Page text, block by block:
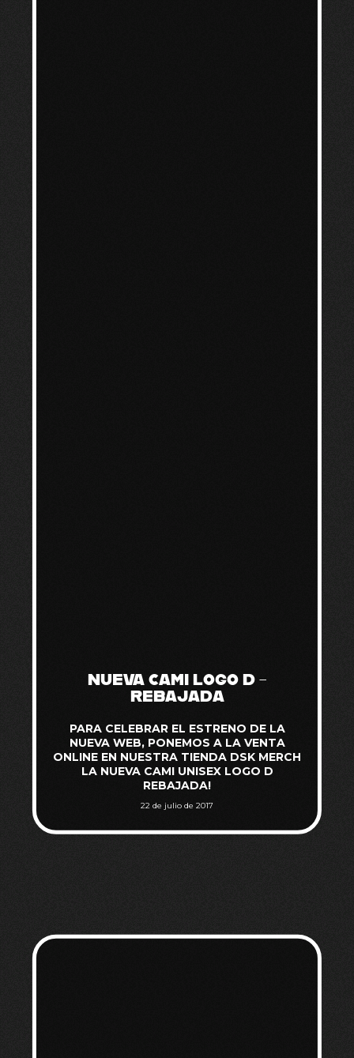
NUEVA CAMI LOGO D –
REBAJADA
PARA CELEBRAR EL ESTRENO DE LA
NUEVA WEB, PONEMOS A LA VENTA
ONLINE EN NUESTRA TIENDA DSK MERCH
LA NUEVA CAMI UNISEX LOGO D
REBAJADA!
22 de julio de 2017